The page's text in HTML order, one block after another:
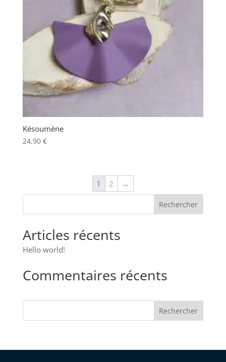
Késoumène
24,90 €
1 2 →
Articles récents
Hello world!
Commentaires récents
Rechercher